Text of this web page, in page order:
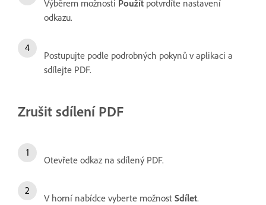
Výběrem možnosti Použít potvrdíte nastavení
odkazu.
Postupujte podle podrobných pokynů v aplikaci a
sdílejte PDF.
Zrušit sdílení PDF
Otevřete odkaz na sdílený PDF.
V horní nabídce vyberte možnost Sdílet.